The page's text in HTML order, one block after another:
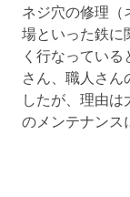
ネジ穴の修理（
場といった鉄に
く行なってい
さん、職人さん
したが、理由
のメンテナンス